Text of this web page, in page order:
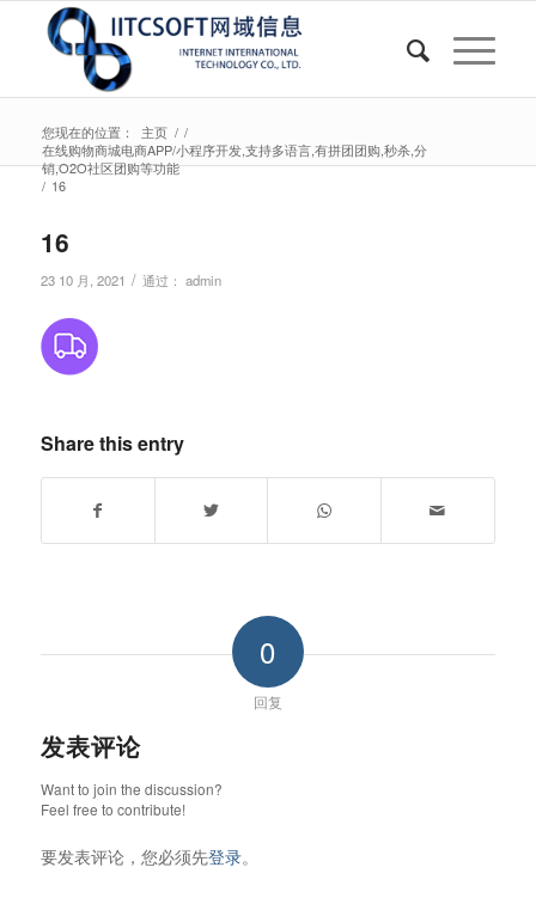
您现在的位置： 主页 / /
在线购物商城电商APP/小程序开发,支持多语言,有拼团团购,秒杀,分
销,O2O社区团购等功能
/ 16
16
23 10 月, 2021 / 通过： admin
Share this entry
0
回复
发表评论
Want to join the discussion?
Feel free to contribute!
要发表评论，您必须先登录。